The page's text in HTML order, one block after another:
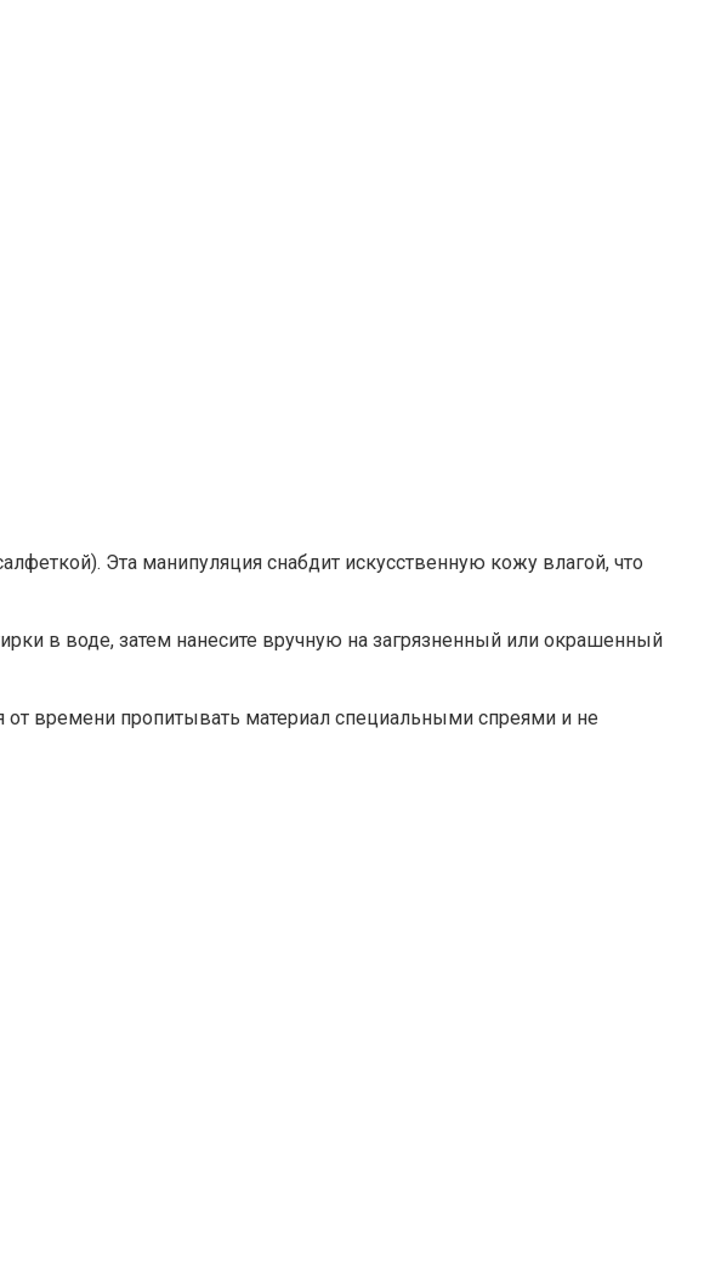
Эта манипуляция снабдит искусственную кожу влагой, что
в воде, затем нанесите вручную на загрязненный или окрашенный
времени пропитывать материал специальными спреями и не